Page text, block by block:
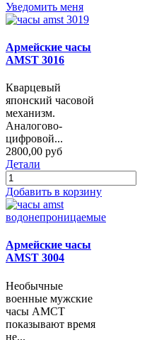
Уведомить меня
Армейские часы
AMST 3016
Кварцевый
японский часовой
механизм.
Аналогово-
цифровой...
2800,00 руб
Детали
Добавить в корзину
Армейские часы
AMST 3004
Необычные
военные мужские
часы АМСТ
показывают время
не...